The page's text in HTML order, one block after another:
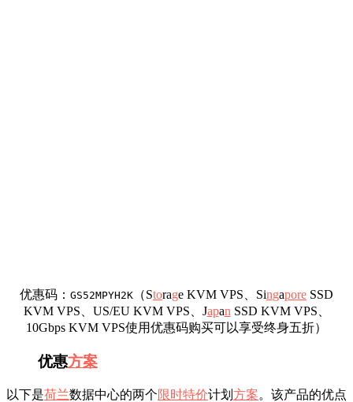
优惠码： GS52MPYH2K （Storage KVM VPS、Singapore SSD
KVM VPS、US/EU KVM VPS、Japan SSD KVM VPS、
10Gbps KVM VPS使用优惠码购买可以享受终身五折）
优惠方案
以下是荷兰数据中心的两个限时特价计划 方案。该产品的优点